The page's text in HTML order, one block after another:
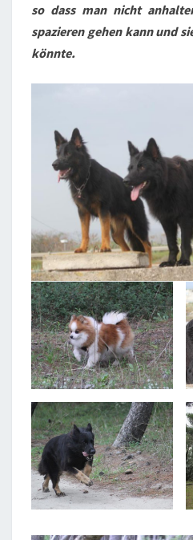
so dass man nicht
spazieren gehen kann und
könnte.